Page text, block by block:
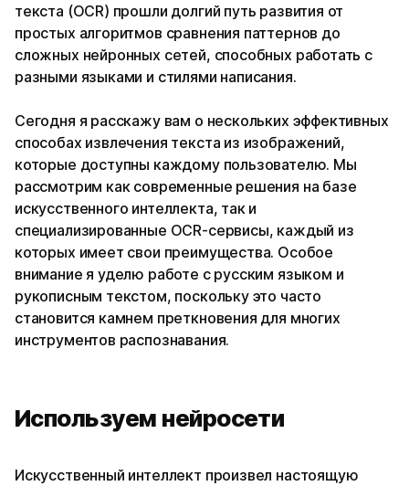
текста (OCR) прошли долгий путь развития от
простых алгоритмов сравнения паттернов до
сложных нейронных сетей, способных работать с
разными языками и стилями написания.
Сегодня я расскажу вам о нескольких эффективных
способах извлечения текста из изображений,
которые доступны каждому пользователю. Мы
рассмотрим как современные решения на базе
искусственного интеллекта, так и
специализированные OCR-сервисы, каждый из
которых имеет свои преимущества. Особое
внимание я уделю работе с русским языком и
рукописным текстом, поскольку это часто
становится камнем преткновения для многих
инструментов распознавания.
Используем нейросети
Искусственный интеллект произвел настоящую